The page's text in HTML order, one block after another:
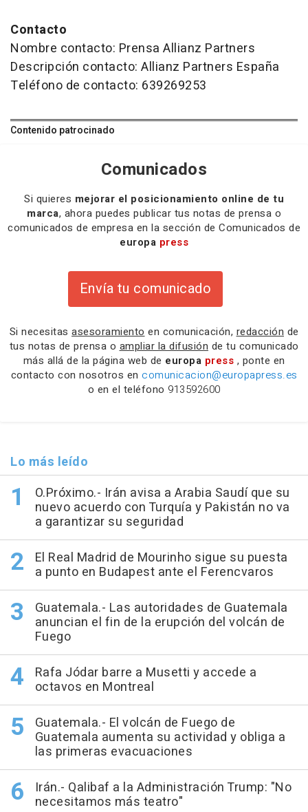
Contacto
Nombre contacto: Prensa Allianz Partners
Descripción contacto: Allianz Partners España
Teléfono de contacto: 639269253
Contenido patrocinado
Comunicados
Si quieres mejorar el posicionamiento online de tu
marca, ahora puedes publicar tus notas de prensa o
comunicados de empresa en la sección de Comunicados de
europa press
Envía tu comunicado
Si necesitas asesoramiento en comunicación, redacción de
tus notas de prensa o ampliar la difusión de tu comunicado
más allá de la página web de europa press , ponte en
contacto con nosotros en comunicacion@europapress.es
o en el teléfono 913592600
Lo más leído
O.Próximo.- Irán avisa a Arabia Saudí que su
nuevo acuerdo con Turquía y Pakistán no va
a garantizar su seguridad
El Real Madrid de Mourinho sigue su puesta
a punto en Budapest ante el Ferencvaros
Guatemala.- Las autoridades de Guatemala
anuncian el fin de la erupción del volcán de
Fuego
Rafa Jódar barre a Musetti y accede a
octavos en Montreal
Guatemala.- El volcán de Fuego de
Guatemala aumenta su actividad y obliga a
las primeras evacuaciones
Irán.- Qalibaf a la Administración Trump: "No
necesitamos más teatro"